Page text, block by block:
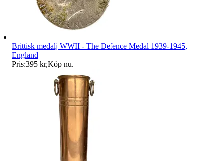
Brittisk medalj WWII - The Defence Medal 1939-1945,
England
Pris:395 kr,Köp nu.